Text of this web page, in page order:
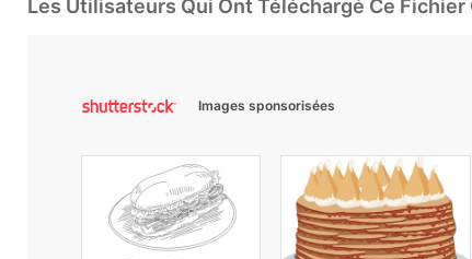
Les Utilisateurs Qui Ont Téléchargé Ce
Images sponsorisées